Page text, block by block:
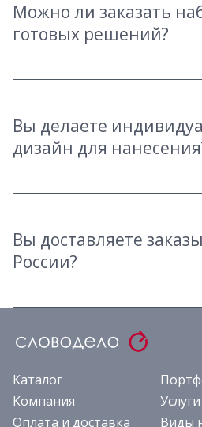
Можно ли заказать
готовых решений?
Вы делаете
дизайн для
Вы доставляете
России?
Каталог
Компания
Услуги
Оплата и доставка
Виды